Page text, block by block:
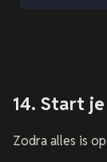
14. Start
Zodra alles is